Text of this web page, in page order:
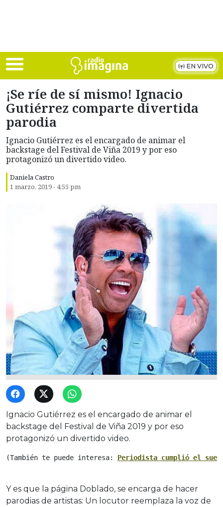
EN VIVO
¡Se ríe de sí mismo! Ignacio
Gutiérrez comparte divertida
parodia
Ignacio Gutiérrez es el encargado de animar el
backstage del Festival de Viña 2019 y por eso
protagonizó un divertido video.
Daniela Castro
1 marzo, 2019 - 4:55 pm
Ignacio Gutiérrez es el encargado de animar el
backstage del Festival de Viña 2019 y por eso
protagonizó un divertido video.
(También te puede interesa: Periodista cumplió el
Y es que la página Doblado, se encarga de hacer
parodias de artistas: Un locutor reemplaza la voz de